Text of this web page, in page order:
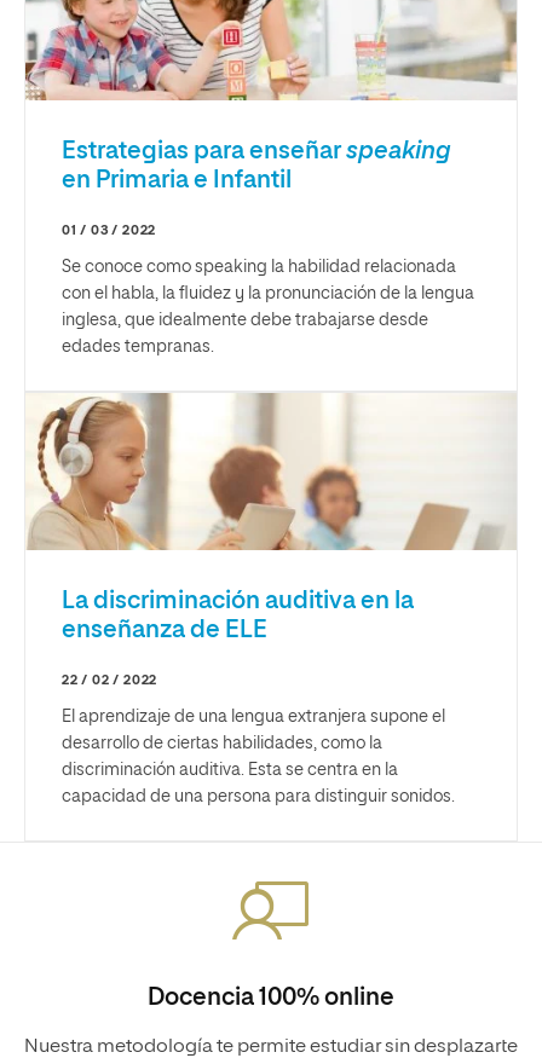
Estrategias para enseñarspeaking
en Primaria e Infantil
01 / 03 / 2022
Se conoce como speaking la habilidad relacionada
con el habla, la fluidez y la pronunciación de la lengua
inglesa, que idealmente debe trabajarse desde
edades tempranas.
La discriminación auditiva en la
enseñanza de ELE
22 / 02 / 2022
El aprendizaje de una lengua extranjera supone el
desarrollo de ciertas habilidades, como la
discriminación auditiva. Esta se centra en la
capacidad de una persona para distinguir sonidos.
Docencia 100% online
Nuestra metodología te permite estudiar sin desplazarte